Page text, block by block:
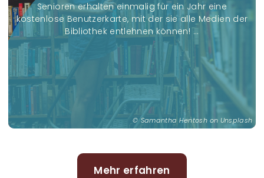
Samantha Hentosh on Unsplash
Senioren erhalten einmalig für ein Jahr eine
kostenlose Benutzerkarte, mit der sie alle Medien der
Bibliothek entlehnen können! ...
Mehr erfahren